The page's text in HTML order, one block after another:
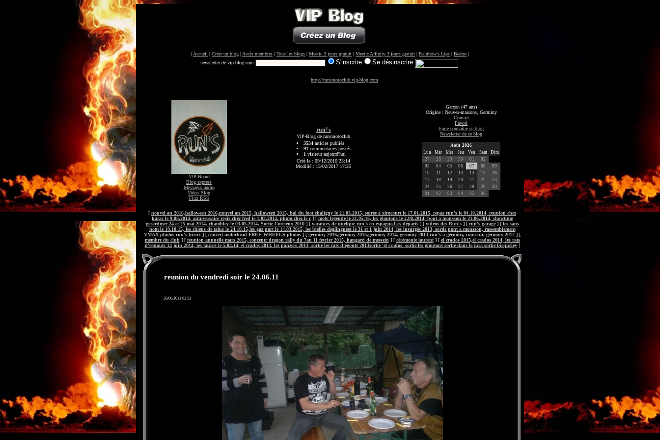
| Accueil | Créer un blog | Accès membres | Tous les blogs | Meetic 3 jours gratuit | Meetic Affinity 3 jours gratuit | Rainbow's Lips | Badoo |
newsletter de vip-blog.com
S'inscrire Se désinscrire
http://runsmotoclub.vip-blog.com
VIP Board
Blog express
Messages audio
Video Blog
Flux RSS
run\'s
VIP-Blog de runsmotoclub
3534articles publiés
91 commentaires postés
1 visiteur aujourd'hui
Créé le : 09/12/2010 23:14
Modifié : 15/02/2017 17:25
Garçon (47 ans)
Origine : Neuves-maisons, Germiny
Contact
Favori
Faire connaître ce blog
Newsletter de ce blog
Août 2026
Lun
Mar Mer Jeu Ven Sam
Dim
27
28 29 30 01
02
03
04 05 06 07 08
09
10
11 12 13 14 15
16
17
18 19 20 21 22
23
24
25 26 27 28 29
30
01
02 03 04 05 06
[ nouvel an 2016,halloween 2016,nouvel an 2015, halloween 2015, bal du foot chaligny le 21.03.2015, soirée à xirocourt le 17.01.2015, repas run's le 04.10.2014, reunion chez
karac le 9.08.2014, anniversaire regis chez fred le 1.03.2014. photo chez le c ] [ moto legende le 21.05.16, les gloutons le 2.08.2014, pont a mousson le 21.06.2014, showtime
gerardmer 24 et 25 mai 2014, chambley le 03.05.2014, Sortie Corcieux 2010] [ vacances de quelque run's en espagne,Les départs] [ videos des Run's] [ run's garage] [ les sans
nom le 10.10.15, les chiens de talus le 24.10.15,les gaz part le 14.03.2015, les bielles deglinguées le 31 et 1 juin 2014, les insurgés 2013, sortie pont a mousson, rassemblement
VMAX photos run's trieux ] [ concert motorhead FREE WHEELS photos ] [ germiny 2016,germiny 2015,germiny 2014, germiny 2013 run's a germiny, concentr. germiny 2012 ] [
membre du club] [ reunion annuelle mars 2015, concentr dragon rally du 7au 11 fevrier 2015, hangard de messein ] [ cérémonie laurent] [ el crados 2015,el crados 2014, les rats
d'eguouts 14 juin 2014, les tauros le 5.04.14, el crados 2013. les panzers 2013, sortie les rats d'egouts 2013sortie 'el crados' sortie les gloutons sortie dans le jura sortie bicqueley]
reunion du vendredi soir le 24.06.11
26/06/2011 02:53